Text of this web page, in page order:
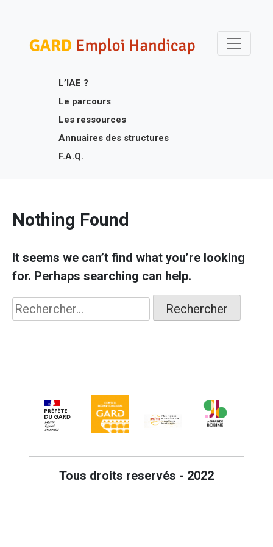
content
L’IAE ?
Le parcours
Les ressources
Annuaires des structures
F.A.Q.
Nothing Found
It seems we can’t find what you’re looking
for. Perhaps searching can help.
Rechercher :
Tous droits reservés - 2022